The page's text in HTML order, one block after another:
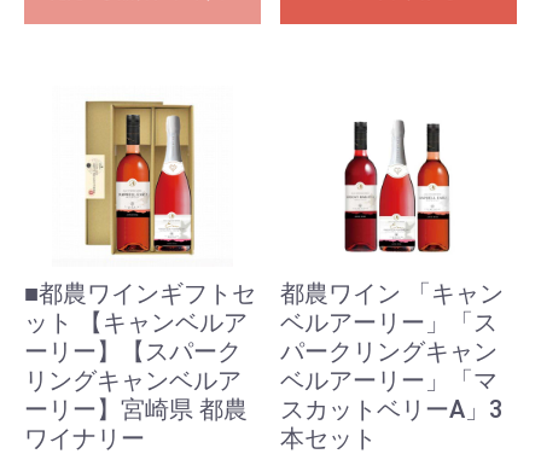
■都農ワインギフトセ
ット 【キャンベルア
ーリー】【スパーク
リングキャンベルア
ーリー】宮崎県 都農
ワイナリー
都農ワイン 「キャン
ベルアーリー」「ス
パークリングキャン
ベルアーリー」「マ
スカットベリーA」3
本セット